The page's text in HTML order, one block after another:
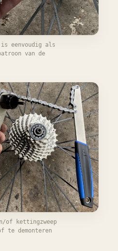
is eenvoudig als
van de
of kettingzweep
te demonteren